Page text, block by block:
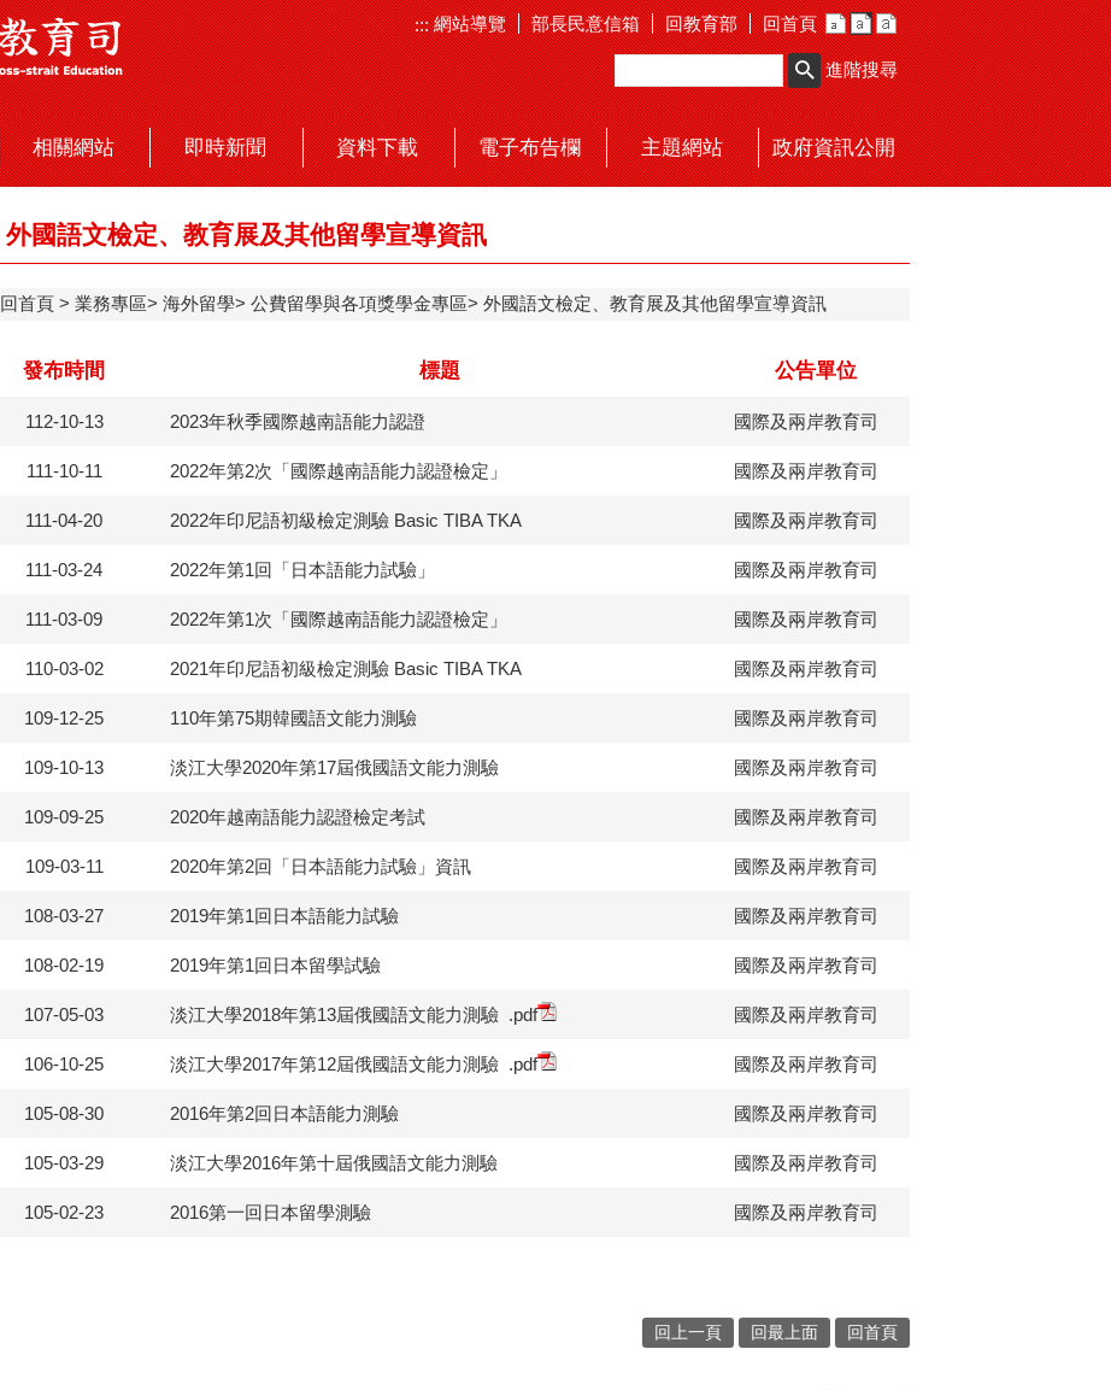
:::網站導覽 部長民意信箱 回教育部 回首頁
進階搜尋
相關網站 即時新聞 資料下載 電子布告欄 主題網站 政府資訊公開
外國語文檢定、教育展及其他留學宣導資訊
回首頁 業務專區 海外留學 公費留學與各項獎學金專區 外國語文檢定、教育展及其他留學宣導資訊
發布時間 標題 公告單位
112-10-13 2023年秋季國際越南語能力認證 國際及兩岸教育司
111-10-11 2022年第2次「國際越南語能力認證檢定」 國際及兩岸教育司
111-04-20 2022年印尼語初級檢定測驗 Basic TIBA TKA 國際及兩岸教育司
111-03-24 2022年第1回「日本語能力試驗」 國際及兩岸教育司
111-03-09 2022年第1次「國際越南語能力認證檢定」 國際及兩岸教育司
110-03-02 2021年印尼語初級檢定測驗 Basic TIBA TKA 國際及兩岸教育司
109-12-25 110年第75期韓國語文能力測驗 國際及兩岸教育司
109-10-13 淡江大學2020年第17屆俄國語文能力測驗 國際及兩岸教育司
109-09-25 2020年越南語能力認證檢定考試 國際及兩岸教育司
109-03-11 2020年第2回「日本語能力試驗」資訊 國際及兩岸教育司
108-03-27 2019年第1回日本語能力試驗 國際及兩岸教育司
108-02-19 2019年第1回日本留學試驗 國際及兩岸教育司
107-05-03 淡江大學2018年第13屆俄國語文能力測驗 .pdf 國際及兩岸教育司
106-10-25 淡江大學2017年第12屆俄國語文能力測驗 .pdf 國際及兩岸教育司
105-08-30 2016年第2回日本語能力測驗 國際及兩岸教育司
105-03-29 淡江大學2016年第十屆俄國語文能力測驗 國際及兩岸教育司
105-02-23 2016第一回日本留學測驗 國際及兩岸教育司
回上一頁 回最上面 回首頁